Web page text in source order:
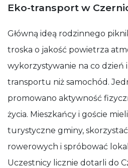
Eko-transport w
Główną ideą rodzinnego
troska o jakość powietrza
wykorzystywanie na co dzień
transportu niż samochód.
promowano aktywność
życia. Mieszkańcy i goście
turystyczne gminy,
rowerowych i spróbować
Uczestnicy licznie dotarli do